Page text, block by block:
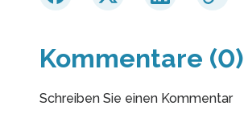
Kommentare (0)
Schreiben Sie einen Kommentar